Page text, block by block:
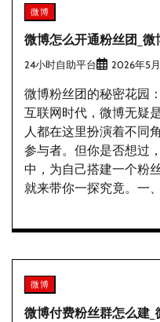
微博
微博怎么开通粉丝团_
24小时自助平台 2026年5
微博粉丝团的秘密花园
互联网时代，微博无疑
人都在这里扮演着不同
参与者。但你是否想过
中，为自己搭建一个粉
就来带你一探究竟。一
微博
微博付费粉丝群怎么建